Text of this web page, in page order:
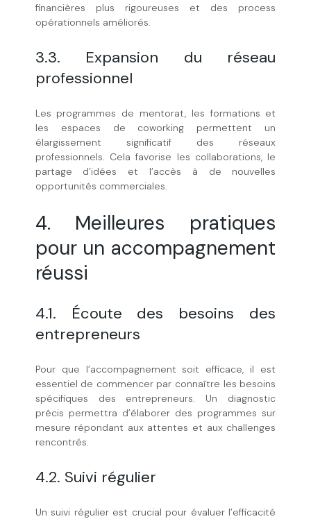
financières plus rigoureuses et des process
opérationnels améliorés.
3.3. Expansion du réseau
professionnel
Les programmes de mentorat, les formations et
les espaces de coworking permettent un
élargissement significatif des réseaux
professionnels. Cela favorise les collaborations, le
partage d’idées et l’accès à de nouvelles
opportunités commerciales.
4. Meilleures pratiques
pour un accompagnement
réussi
4.1. Écoute des besoins des
entrepreneurs
Pour que l’accompagnement soit efficace, il est
essentiel de commencer par connaître les besoins
spécifiques des entrepreneurs. Un diagnostic
précis permettra d’élaborer des programmes sur
mesure répondant aux attentes et aux challenges
rencontrés.
4.2. Suivi régulier
Un suivi régulier est crucial pour évaluer l’efficacité